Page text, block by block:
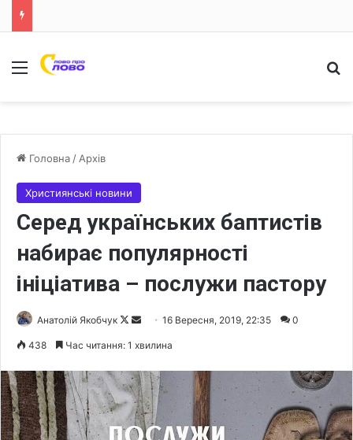
Меню
Головна / Архів
Християнські новини
Серед українських баптистів
набирає популярності
ініціатива – послужи пастору
Анатолій Якобчук
F
l
o
w
o
d
a
n
e
16 Вересня, 2019, 22:35 0
438 Час читання: 1 хвилина